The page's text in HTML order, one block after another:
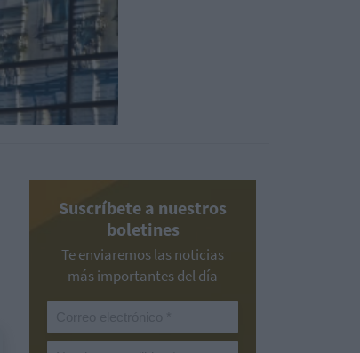
Suscríbete a nuestros
boletines
Te enviaremos las noticias
más importantes del día